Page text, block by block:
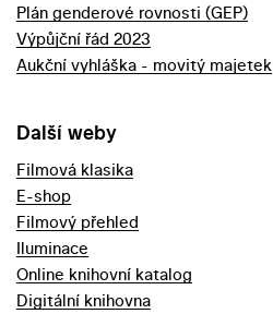
Plán genderové rovnosti (GEP)
Výpůjční řád 2023
Aukční vyhláška - movitý majetek
Další weby
Filmová klasika
E-shop
Filmový přehled
Iluminace
Online knihovní katalog
Digitální knihovna